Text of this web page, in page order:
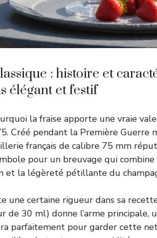
: histoire et
élégant et festif
la fraise apporte une vraie
Créé pendant la Première Guerre
français de calibre 75 mm
pour un breuvage qui combine
et la légèreté pétillante du
une certaine rigueur dans sa
de 30 ml) donne l’arme principale,
parfaitement pour garder cette